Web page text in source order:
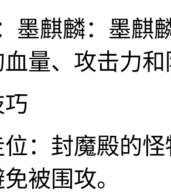
墨麒麟：墨麒
量、攻击力
位：封魔殿的
被围攻。